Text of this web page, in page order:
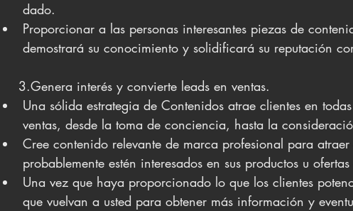
dado.
Proporcionar a las personas interesantes piezas de
demostrará su conocimiento y solidificará su reputación
     3.Genera interés y convierte leads en ventas.
Una sólida estrategia de Contenidos atrae clientes en
ventas, desde la toma de conciencia, hasta la
Cree contenido relevante de marca profesional para
probablemente estén interesados ​​en sus productos u
Una vez que haya proporcionado lo que los clientes
que vuelvan a usted para obtener más información y